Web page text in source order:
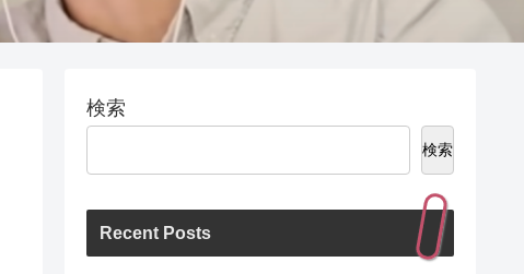
検索
検索
Recent Posts